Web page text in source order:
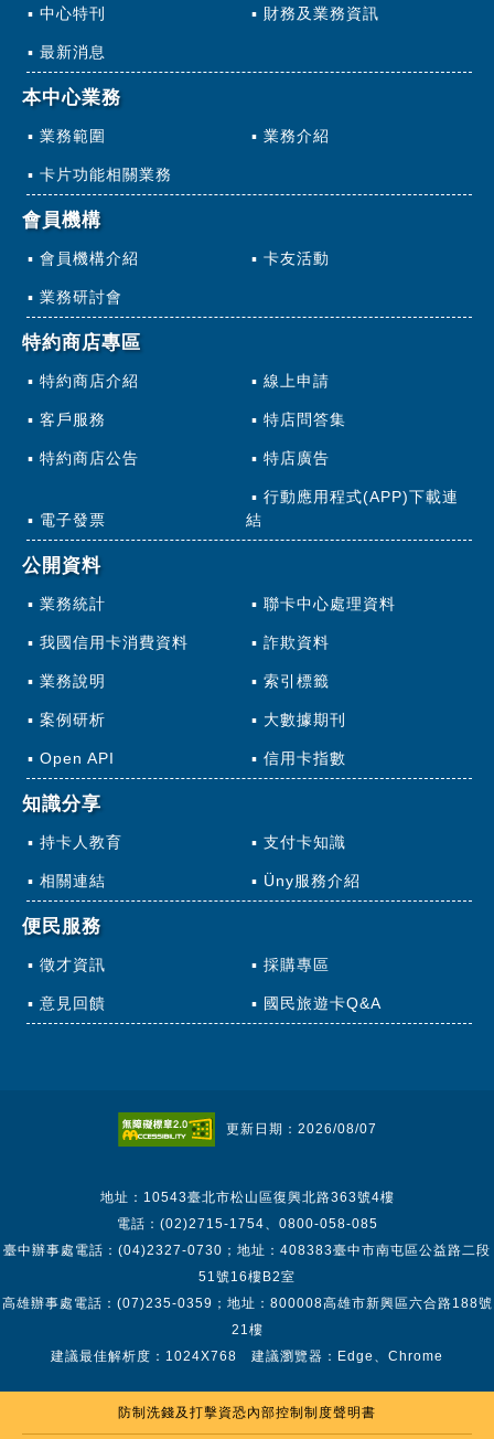
中心特刊 財務及業務資訊
最新消息
本中心業務
業務範圍 業務介紹
卡片功能相關業務
會員機構
會員機構介紹 卡友活動
業務研討會
特約商店專區
特約商店介紹 線上申請
客戶服務 特店問答集
特約商店公告 特店廣告
電子發票
行動應用程式(APP)下載連
結
公開資料
業務統計 聯卡中心處理資料
我國信用卡消費資料 詐欺資料
業務說明 索引標籤
案例研析 大數據期刊
Open API 信用卡指數
知識分享
持卡人教育 支付卡知識
相關連結 Üny服務介紹
便民服務
徵才資訊 採購專區
意見回饋 國民旅遊卡Q&A
更新日期：2026/08/07
地址：10543臺北市松山區復興北路363號4樓
電話：(02)2715-1754、0800-058-085
臺中辦事處電話：(04)2327-0730；地址：408383臺中市南屯區公益路二段
51號16樓B2室
高雄辦事處電話：(07)235-0359；地址：800008高雄市新興區六合路188號
21樓
建議最佳解析度：1024X768 建議瀏覽器：Edge、Chrome
防制洗錢及打擊資恐內部控制制度聲明書